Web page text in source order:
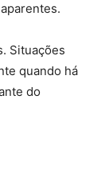
Situações
quando há
do